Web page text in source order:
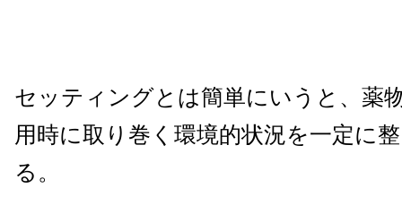
セッティングとは簡単にいうと、薬
用時に取り巻く環境的状況を一定に
る。